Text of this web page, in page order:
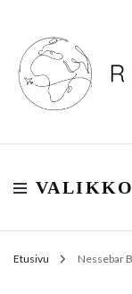
VALIKKO
Etusivu Nessebar